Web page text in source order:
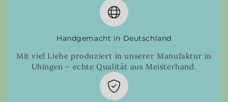
Handgemacht in Deutschland
Mit viel Liebe produziert in unserer Manufaktur in
Uhingen – echte Qualität aus Meisterhand.